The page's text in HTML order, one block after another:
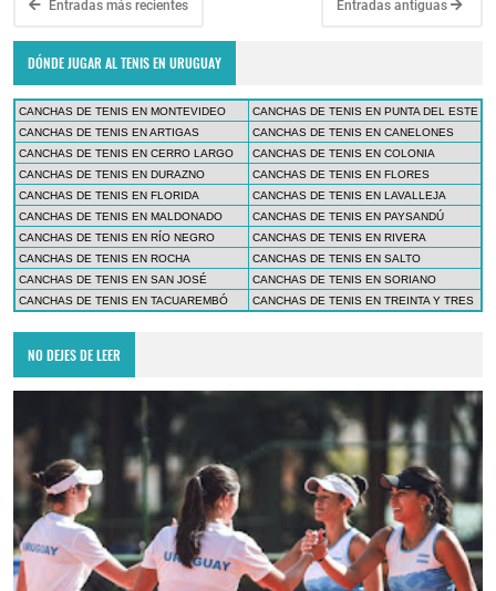
Entradas más recientes Entradas antiguas
DÓNDE JUGAR AL TENIS EN URUGUAY
CANCHAS DE TENIS EN MONTEVIDEO
CANCHAS DE TENIS EN PUNTA DEL ESTE
CANCHAS DE TENIS EN ARTIGAS
CANCHAS DE TENIS EN CANELONES
CANCHAS DE TENIS EN CERRO LARGO
CANCHAS DE TENIS EN COLONIA
CANCHAS DE TENIS EN DURAZNO
CANCHAS DE TENIS EN FLORES
CANCHAS DE TENIS EN FLORIDA
CANCHAS DE TENIS EN LAVALLEJA
CANCHAS DE TENIS EN MALDONADO
CANCHAS DE TENIS EN PAYSANDÚ
CANCHAS DE TENIS EN RÍO NEGRO
CANCHAS DE TENIS EN RIVERA
CANCHAS DE TENIS EN ROCHA
CANCHAS DE TENIS EN SALTO
CANCHAS DE TENIS EN SAN JOSÉ
CANCHAS DE TENIS EN SORIANO
CANCHAS DE TENIS EN TACUAREMBÓ
CANCHAS DE TENIS EN TREINTA Y TRES
NO DEJES DE LEER